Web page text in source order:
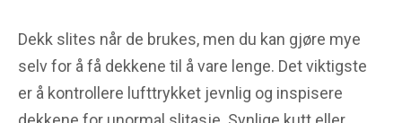
Dekk slites når de brukes, men du kan gjøre mye
selv for å få dekkene til å vare lenge. Det viktigste
er å kontrollere lufttrykket jevnlig og inspisere